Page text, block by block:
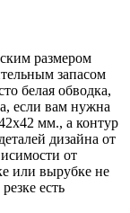
размером
запасом
белая обводка,
если вам нужна
мм., а контур
дизайна от
от
или вырубке не
есть